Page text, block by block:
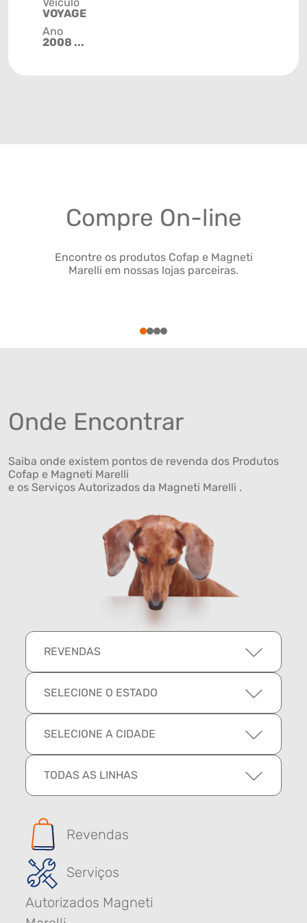
Veículo
VOYAGE
Ano
2008 ...
Compre On-line
Encontre os produtos Cofap e Magneti
Marelli em nossas lojas parceiras.
1234
Onde Encontrar
Saiba onde existem pontos de revenda dos Produtos
Cofap e Magneti Marelli
e os Serviços Autorizados da Magneti Marelli .
REVENDAS
SELECIONE O ESTADO
SELECIONE A CIDADE
TODAS AS LINHAS
Revendas
Serviços
Autorizados Magneti